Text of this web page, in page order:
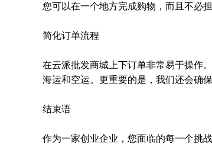
您可以在一个地方完成购物，而且不必担
简化订单流程
在云派批发商城上下订单非常易于操作
海运和空运。更重要的是，我们还会确
结束语
作为一家创业企业，您面临的每一个挑